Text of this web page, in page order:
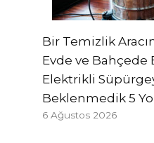
Bir Temizlik
Evde ve Bahçede
Elektrikli
Beklenmedik 5
6 Ağustos 2026